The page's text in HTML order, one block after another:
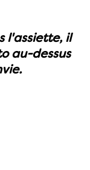
l'assiette, il
au-dessus